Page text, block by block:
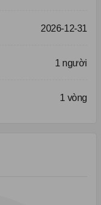
2026-12-31
1 người
1 vòng